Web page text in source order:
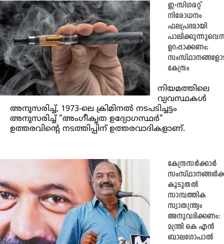
ഇ-സിഗരറ്റ്
നിരോധനം
ഫലപ്രദമായി
ഉറപ്പാക്കണം;
കേന്ദ്രം
നിയമത്തിലെ
വ്യവസ്ഥകൾ
അനുസരിച്ച്, 1973-ലെ ക്രിമിനൽ നടപടിച്ചട്ടം
അനുസരിച്ച് "അംഗീകൃത ഉദ്യോഗസ്ഥർ"
ഉത്തരവിന്റെ നടത്തിപ്പിന് ഉത്തരവാദികളാണ്.
കേന്ദ്രസർക്കാർ
കൂടുതൽ
സാമ്പത്തിക
സ്വാതന്ത്ര്യം
അനുവദിക്കണം:
മന്ത്രി കെ എൻ
ബാലഗോപാൽ